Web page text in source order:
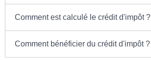
Comment est calculé le crédit d'impôt ?
Comment bénéficier du crédit d'impôt ?